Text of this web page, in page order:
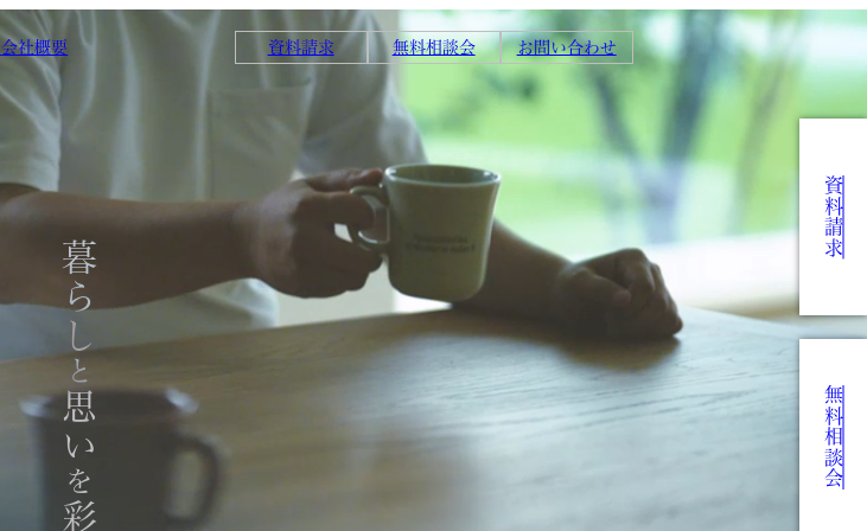
会社概要 資料請求 無料相談会 お問い合わせ
暮らし
と
思い
を
資料請求
無料相談会